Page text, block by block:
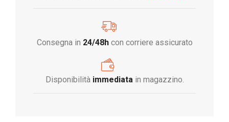
Consegna in 24/48hcon corriere assicurato
Disponibilità immediata in magazzino.